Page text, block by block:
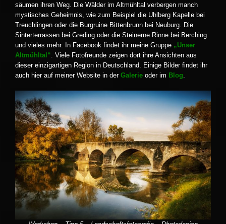
säumen ihren Weg. Die Wälder im Altmühltal verbergen manch
mystisches Geheimnis, wie zum Beispiel die Uhlberg Kapelle bei
Treuchlingen oder die Burgruine Bittenbrunn bei Neuburg. Die
Sinterterrassen bei Greding oder die Steinerne Rinne bei Berching
und vieles mehr. In Facebook findet ihr meine Gruppe „Unser
Altmühltal“ . Viele Fotofreunde zeigen dort ihre Ansichten aus
dieser einzigartigen Region in Deutschland. Einige Bilder findet ihr
auch hier auf meiner Website in der Galerie oder im Blog